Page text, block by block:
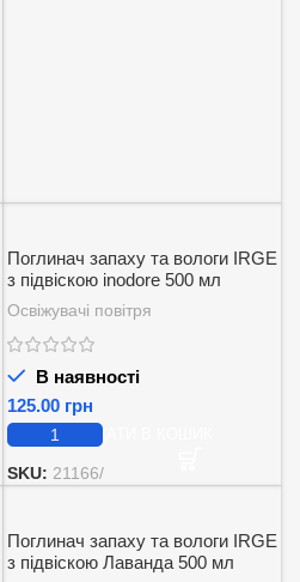
Поглинач запаху та вологи IRGE
з підвіскою inodore 500 мл
Освіжувачі повітря
В наявності
грн
SKU: 21166/
Поглинач запаху та вологи IRGE
з підвіскою Лаванда 500 мл